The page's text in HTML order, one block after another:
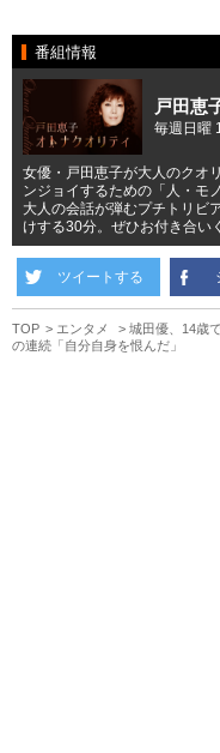
番組情報
戸田恵
毎週日曜
女優・戸田恵子が大人のクオ
ンジョイするための「人・モ
大人の会話が弾むプチトリビ
けする30分。ぜひお付き合い
ツイートする
TOP エンタメ
城田優、14歳
の連続「自分自身を恨んだ」